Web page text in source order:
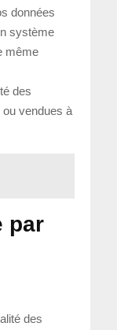
données
système
même
des
vendues à
par
des